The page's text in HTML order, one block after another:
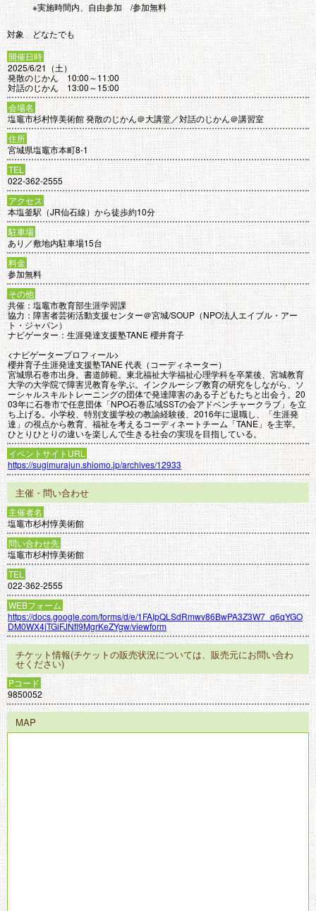
※実施時間内、自由参加 /参加無料
対象 どなたでも
開催日時
2025/6/21（土）
発散のじかん 10:00～11:00
対話のじかん 13:00～15:00
会場名
塩竈市杉村惇美術館 発散のじかん＠大講堂／対話のじかん＠講習室
住所
宮城県塩竈市本町8-1
TEL
022-362-2555
アクセス
本塩釜駅（JR仙石線）から徒歩約10分
駐車場
あり／敷地内駐車場15台
料金
参加無料
その他
共催：塩竈市教育部生涯学習課
協力：障害者芸術活動支援センター＠宮城/SOUP（NPO法人エイブル・アー
ト・ジャパン）
ナビゲーター：生涯発達支援塾TANE 櫻井育子
<ナビゲータープロフィール>
櫻井育子生涯発達支援塾TANE 代表（コーディネーター）
宮城県石巻市出身。書道師範。東北福祉大学福祉心理学科を卒業後、宮城教育
大学の大学院で障害児教育を学ぶ。インクルーシブ教育の研究をしながら、ソ
ーシャルスキルトレーニングの団体で発達障害のある子どもたちと出会う。20
03年に石巻市で任意団体「NPO石巻広域SSTの会アドベンチャークラブ」を立
ち上げる。小学校、特別支援学校の教諭経験後、2016年に退職し、「生涯発
達」の視点から教育、福祉を考えるコーディネートチーム「TANE」を主宰。
ひとりひとりの違いを楽しんで生きる社会の実現を目指している。
イベントサイトURL
https://sugimurajun.shiomo.jp/archives/12933
主催・問い合わせ
主催者名
塩竈市杉村惇美術館
問い合わせ先
塩竈市杉村惇美術館
TEL
022-362-2555
WEBフォーム
https://docs.google.com/forms/d/e/1FAIpQLSdRmwv86BwPA3Z3W7_q6qYGO
DM0WX4jTGiFJNfl9MgrKeZYgw/viewform
チケット情報(チケットの販売状況については、販売元にお問い合わ
せください)
Pコード
9850052
MAP